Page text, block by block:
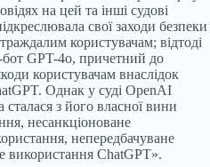
на цей та інші судові
свої заходи безпеки
користувачам; відтоді
бот GPT-4o, причетний до
користувачам внаслідок
Однак у суді OpenAI
з його власної вини
несанкціоноване
непередбачуване
використання ChatGPT».